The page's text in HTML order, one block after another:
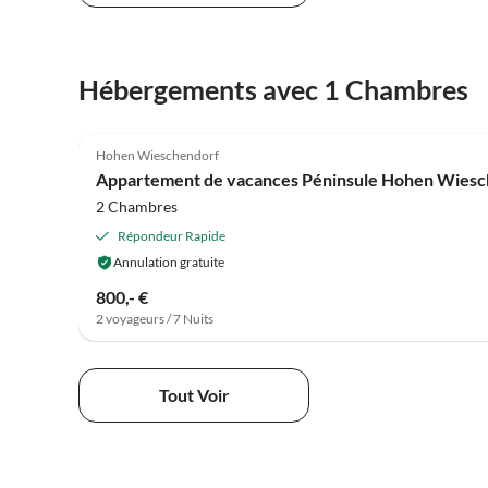
Hébergements avec 1 Chambres
Hohen Wieschendorf
Appartement de vacances Péninsule Hohen
2 Chambres
Répondeur Rapide
Annulation gratuite
800,- €
2 voyageurs / 7 Nuits
Tout Voir